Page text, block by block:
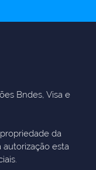
Bndes, Visa e
da
esta